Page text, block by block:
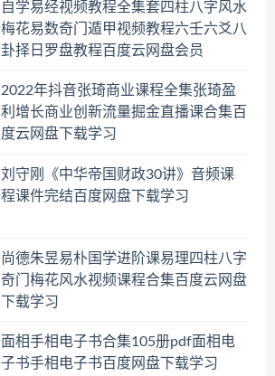
自学易经视频教程全集套四柱八字风水
梅花易数奇门遁甲视频教程六壬六爻八
卦择日罗盘教程百度云网盘会员
2022年抖音张琦商业课程全集张琦盈
利增长商业创新流量掘金直播课合集百
度云网盘下载学习
刘守刚《中华帝国财政30讲》音频课
程课件完结百度网盘下载学习
尚德朱昱易朴国学进阶课易理四柱八字
奇门梅花风水视频课程合集百度云网盘
下载学习
面相手相电子书合集105册pdf面相电
子书手相电子书百度网盘下载学习